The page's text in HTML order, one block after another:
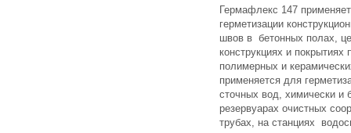
Гермафлекс 147
герметизации
швов в бетонных полах,
конструкциях и
полимерных и
применяется для
сточных вод, химически и
резервуарах очистных
трубах, на станциях